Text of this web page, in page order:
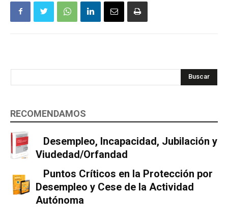
Buscar
RECOMENDAMOS
Desempleo, Incapacidad, Jubilación y
Viudedad/Orfandad
Puntos Críticos en la Protección por
Desempleo y Cese de la Actividad
Autónoma